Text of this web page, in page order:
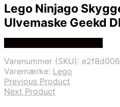
Lego Ninjago
Ulvemaske Geekd
Varenummer (SKU):
Varemærke: Lego
Previous Product
Next Product